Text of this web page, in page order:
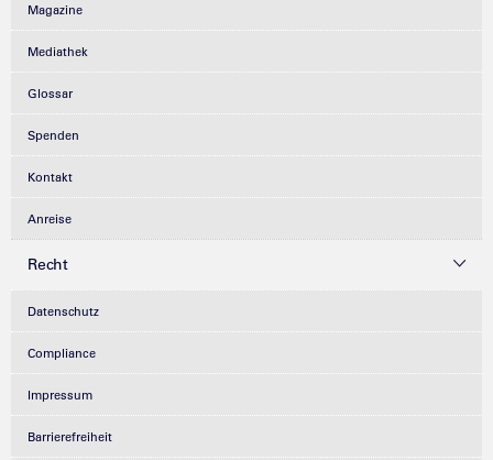
Magazine
Mediathek
Glossar
Spenden
Kontakt
Anreise
Recht
Datenschutz
Compliance
Impressum
Barrierefreiheit